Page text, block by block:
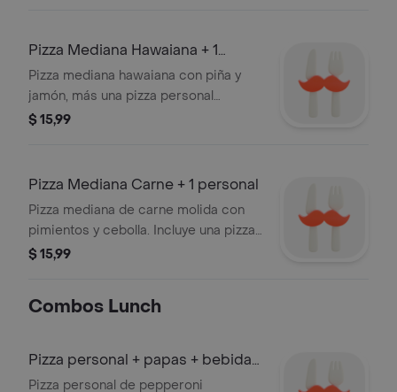
Pizza Mediana Hawaiana + 1
personal
Pizza mediana hawaiana con piña y
jamón, más una pizza personal
adicional.
$ 15,99
Pizza Mediana Carne + 1 personal
Pizza mediana de carne molida con
pimientos y cebolla. Incluye una pizza
personal adicional.
$ 15,99
Combos Lunch
Pizza personal + papas + bebida
gaseosa
Pizza personal de pepperoni